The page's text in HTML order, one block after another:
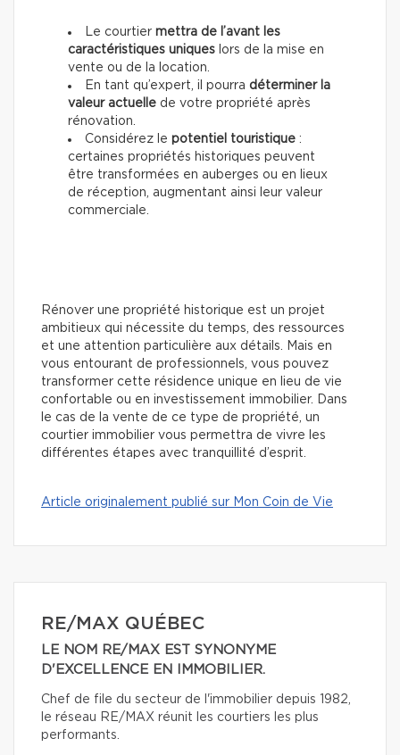
Le courtier mettra de l’avant les
caractéristiques uniques lors de la mise en
vente ou de la location.
En tant qu’expert, il pourra déterminer la
valeur actuelle de votre propriété après
rénovation.
Considérez le potentiel touristique :
certaines propriétés historiques peuvent
être transformées en auberges ou en lieux
de réception, augmentant ainsi leur valeur
commerciale.
Rénover une propriété historique est un projet
ambitieux qui nécessite du temps, des ressources
et une attention particulière aux détails. Mais en
vous entourant de professionnels, vous pouvez
transformer cette résidence unique en lieu de vie
confortable ou en investissement immobilier. Dans
le cas de la vente de ce type de propriété, un
courtier immobilier vous permettra de vivre les
différentes étapes avec tranquillité d’esprit.
Article originalement publié sur Mon Coin de Vie
RE/MAX QUÉBEC
LE NOM RE/MAX EST SYNONYME
D'EXCELLENCE EN IMMOBILIER.
Chef de file du secteur de l'immobilier depuis 1982,
le réseau RE/MAX réunit les courtiers les plus
performants.